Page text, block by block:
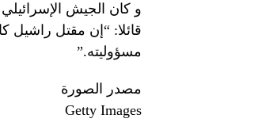
قائلا: “إن مقتل راشيل
مسؤوليته.”
مصدر الصورة
Getty Images